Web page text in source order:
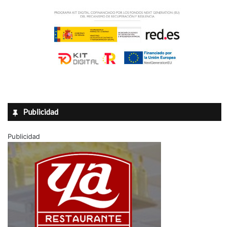
Publicidad
Publicidad